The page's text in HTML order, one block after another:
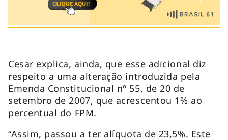
Cesar explica, ainda, que esse adicional diz
respeito a uma alteração introduzida pela
Emenda Constitucional nº 55, de 20 de
setembro de 2007, que acrescentou 1% ao
percentual do FPM.
“Assim, passou a ter alíquota de 23,5%. Este